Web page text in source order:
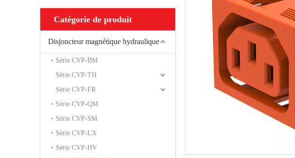
Catégorie de produit
Disjoncteur magnétique hydraulique
Série CVP-BM
Série CVP-TH
Série CVP-FR
Série CVP-QM
Série CVP-SM
Série CVP-LX
Série CVP-HV